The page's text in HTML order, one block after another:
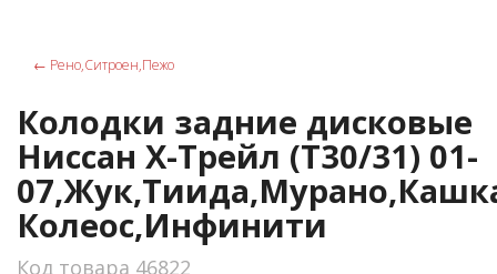
← Рено,Ситроен,Пежо
Колодки задние дисковые
Ниссан Х-Трейл (Т30/31) 01-
Колеос,Инфинити
Код товара 46822